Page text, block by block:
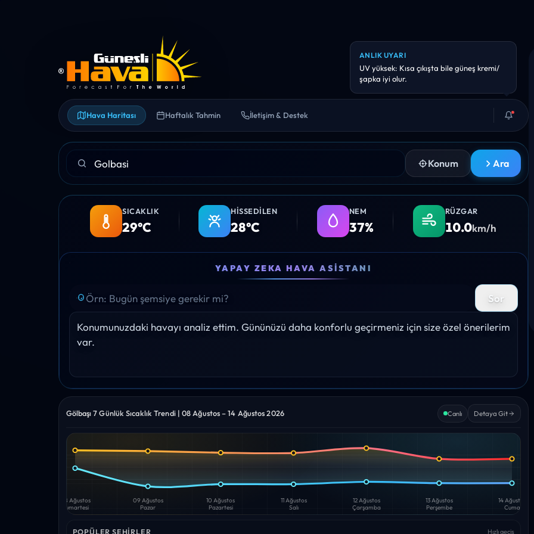
Hava Haritası Haftalık Tahmin İletişim & Destek
ANLIK UYARI
Hava kalitesi hassas kişiler için riskli
olabilir. Uzun süreli dış aktiviteyi azaltmayı
düşünebilirsiniz.
Konum Ara
SICAKLIK
29°C
HISSEDILEN
28°C
NEM
37%
RÜZGAR
10.0km/h
YAPAY ZEKA HAVA ASISTANI
Sor
Konumunuzdaki havayı analiz ettim. Gününüzü daha konforlu geçirmeniz için size özel önerilerim
var.
Gölbaşı 7 Günlük Sıcaklık Trendi | 08 Ağustos – 14 Ağustos 2026 Canlı Detaya Git
Yüksek Düşük
08 Ağustos
Cumartesi
09 Ağustos
Pazar
10 Ağustos
Pazartesi
11 Ağustos
Salı
12 Ağustos
Çarşamba
13 Ağustos
Perşembe
14 Ağustos
Cuma
POPÜLER ŞEHIRLER Hızlı geçiş
07:00
20°
08:00
Yağış: 0%
09:00
Yağış: 0%
10:00 11:00 12:00 13:00 14:00
30°
Yağış: 0%
15:00
Yağış: 0%